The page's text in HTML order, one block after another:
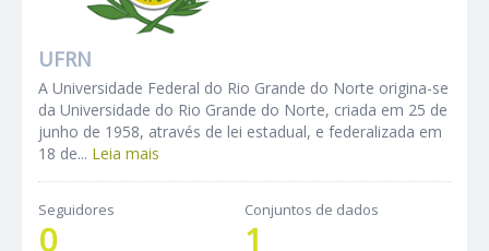
UFRN
A Universidade Federal do Rio Grande do Norte origina-se
da Universidade do Rio Grande do Norte, criada em 25 de
junho de 1958, através de lei estadual, e federalizada em
18 de... Leia mais
Seguidores
0
Conjuntos de dados
1